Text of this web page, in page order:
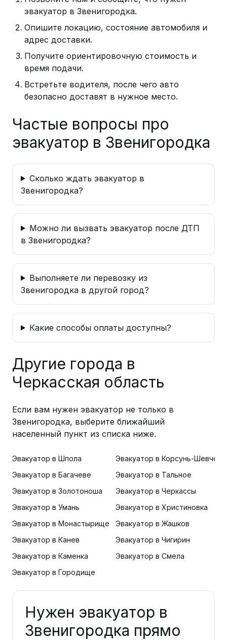
эвакуатор в Звенигородка.
Опишите локацию, состояние автомобиля и
адрес доставки.
Получите ориентировочную стоимость и
время подачи.
Встретьте водителя, после чего авто
безопасно доставят в нужное место.
Частые вопросы про
эвакуатор в Звенигородка
Сколько ждать эвакуатор в
Звенигородка?
Можно ли вызвать эвакуатор после ДТП
в Звенигородка?
Выполняете ли перевозку из
Звенигородка в другой город?
Какие способы оплаты доступны?
Другие города в
Черкасская область
Если вам нужен эвакуатор не только в
Звенигородка, выберите ближайший
населенный пункт из списка ниже.
Эвакуатор в Шпола
Эвакуатор в Корсунь-
Эвакуатор в Багачеве
Эвакуатор в Тальное
Эвакуатор в Золотоноша
Эвакуатор в Черкассы
Эвакуатор в Умань
Эвакуатор в Христиновка
Эвакуатор в Монастырище
Эвакуатор в Жашков
Эвакуатор в Канев
Эвакуатор в Чигирин
Эвакуатор в Каменка
Эвакуатор в Смела
Эвакуатор в Городище
Нужен эвакуатор в
Звенигородка прямо